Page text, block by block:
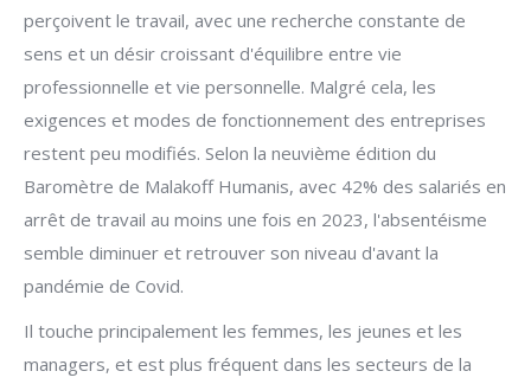
perçoivent le travail, avec une recherche constante de
sens et un désir croissant d'équilibre entre vie
professionnelle et vie personnelle. Malgré cela, les
exigences et modes de fonctionnement des entreprises
restent peu modifiés. Selon la neuvième édition du
Baromètre de Malakoff Humanis, avec 42% des salariés en
arrêt de travail au moins une fois en 2023, l'absentéisme
semble diminuer et retrouver son niveau d'avant la
pandémie de Covid.
Il touche principalement les femmes, les jeunes et les
managers, et est plus fréquent dans les secteurs de la